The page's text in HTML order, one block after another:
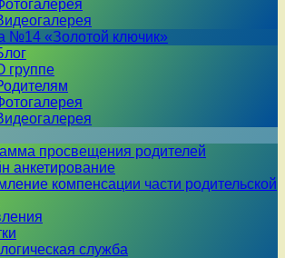
№14 «Золотой ключик»
группе
просвещения родителей
анкетирование
компенсации части родительской
служба